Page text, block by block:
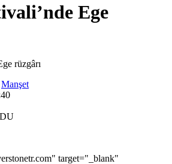
Ege
Manşet
target="_blank"